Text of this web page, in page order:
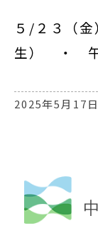
５/２３（
生） ・ 午
2025年5月17日